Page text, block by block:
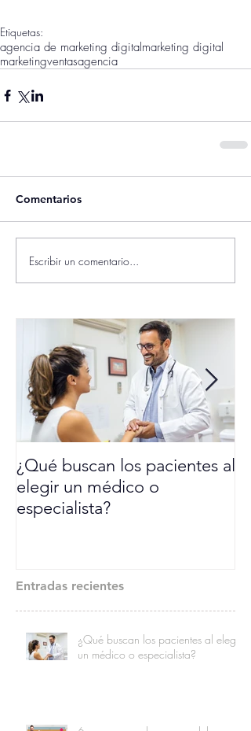
Etiquetas:
agencia de marketing digitalmarketing digital
marketingventasagencia
Comentarios
Escribir un comentario...
¿Qué buscan los pacientes al
elegir un médico o
especialista?
Entradas recientes
¿Qué buscan los pacientes al elegir
un médico o especialista?